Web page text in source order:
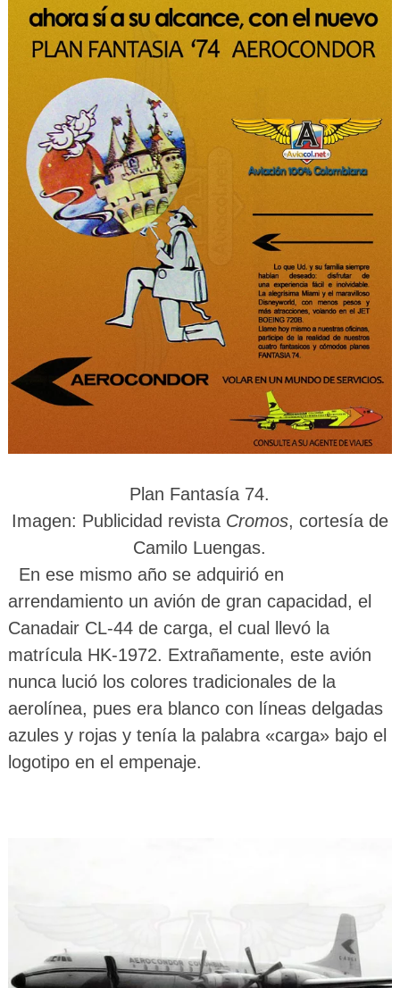
Plan Fantasía 74.
Imagen: Publicidad revista Cromos, cortesía de
Camilo Luengas.
En ese mismo año se adquirió en
arrendamiento un avión de gran capacidad, el
Canadair CL-44 de carga, el cual llevó la
matrícula HK-1972. Extrañamente, este avión
nunca lució los colores tradicionales de la
aerolínea, pues era blanco con líneas delgadas
azules y rojas y tenía la palabra «carga» bajo el
logotipo en el empenaje.